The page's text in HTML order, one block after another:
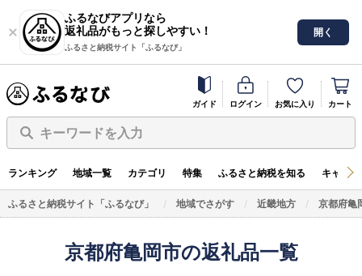
ふるなびアプリなら
返礼品がもっと探しやすい！
ふるさと納税サイト「ふるなび」
開く
ガイド ログイン お気に入り カート
キーワードを入力
ランキング 地域一覧 カテゴリ 特集 ふるさと納税を知る キャン
ふるさと納税サイト「ふるなび」 地域でさがす 近畿地方 京都府亀
京都府亀岡市の返礼品一覧